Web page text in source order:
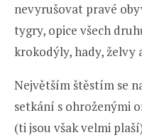
nevyrušovat pravé
tygry, opice všech
krokodýly, hady, želvy
Největším štěstím se
setkání s ohroženými
(ti jsou však velmi